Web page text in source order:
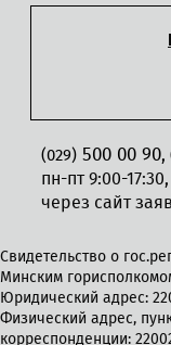
(029) 500 00 90,
пн-пт 9:00-
через сайт
Свидетельство о
Минским
Юридический адрес:
Физический адрес,
корреспонденции: